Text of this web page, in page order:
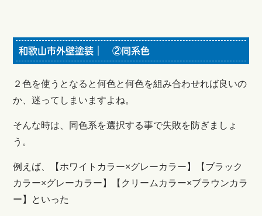
和歌山市外壁塗装｜ ②同系色
２色を使うとなると何色と何色を組み合わせれば良いの
か、迷ってしまいますよね。
そんな時は、同色系を選択する事で失敗を防ぎましょ
う。
例えば、【ホワイトカラー×グレーカラー】【ブラック
カラー×グレーカラー】【クリームカラー×ブラウンカラ
ー】といった